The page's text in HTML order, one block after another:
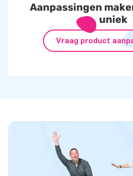
Aanpassingen
uniek
Vraag product